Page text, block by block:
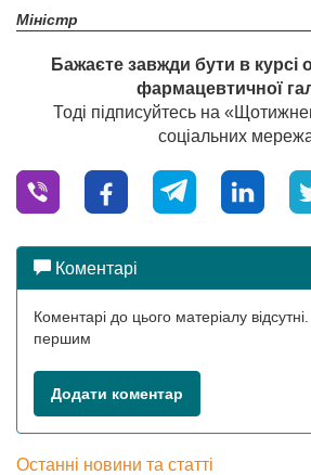
Міністр
Бажаєте завжди бути в курсі
фармацевтичної
Тоді підписуйтесь на
соціальних
Коментарі
Коментарі до цього матеріалу
першим
Додати коментар
Останні новини та статті